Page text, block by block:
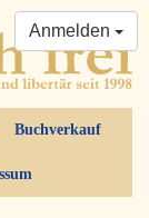
Buchverkauf
Anmelden